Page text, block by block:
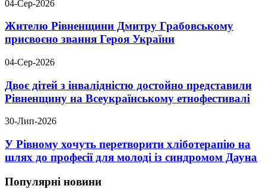
04-Сер-2026
Жителю Рівненщини Дмитру Грабовському
присвоєно звання Героя України
04-Сер-2026
Двоє дітей з інвалідністю достойно представили
Рівненщину на Всеукраїнському етнофестивалі
30-Лип-2026
У Рівному хочуть перетворити хліботерапію на
шлях до професії для молоді із синдромом Дауна
Популярні новини